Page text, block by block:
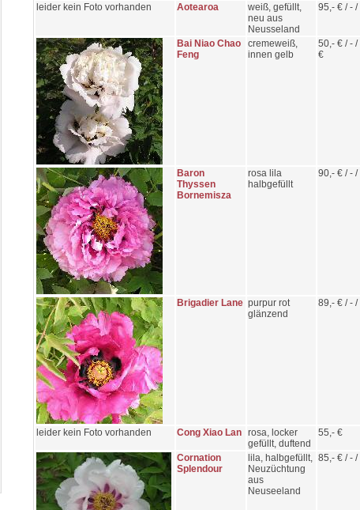
leider kein Foto vorhanden Aotearoa
weiß, gefüllt,
neu aus
Neusseland
95,- € / - /
Bai Niao Chao
Feng
cremeweiß,
innen gelb
50,- € / -
€
Baron
Thyssen
Bornemisza
rosa lila
halbgefüllt
90,- € / - /
Brigadier Lane purpur rot
glänzend
89,- € / - /
leider kein Foto vorhanden Cong Xiao Lan rosa, locker
gefüllt, duftend
55,- €
Cornation
Splendour
lila, halbgefüllt,
Neuzüchtung
aus
Neuseeland
85,- € / - /